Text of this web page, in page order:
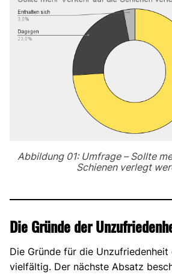
Abbildung 01: Umfrage – Sollte
Schienen verlegt
Die Gründe der
Die Gründe für die Unzufriedenheit
vielfältig. Der nächste Absatz